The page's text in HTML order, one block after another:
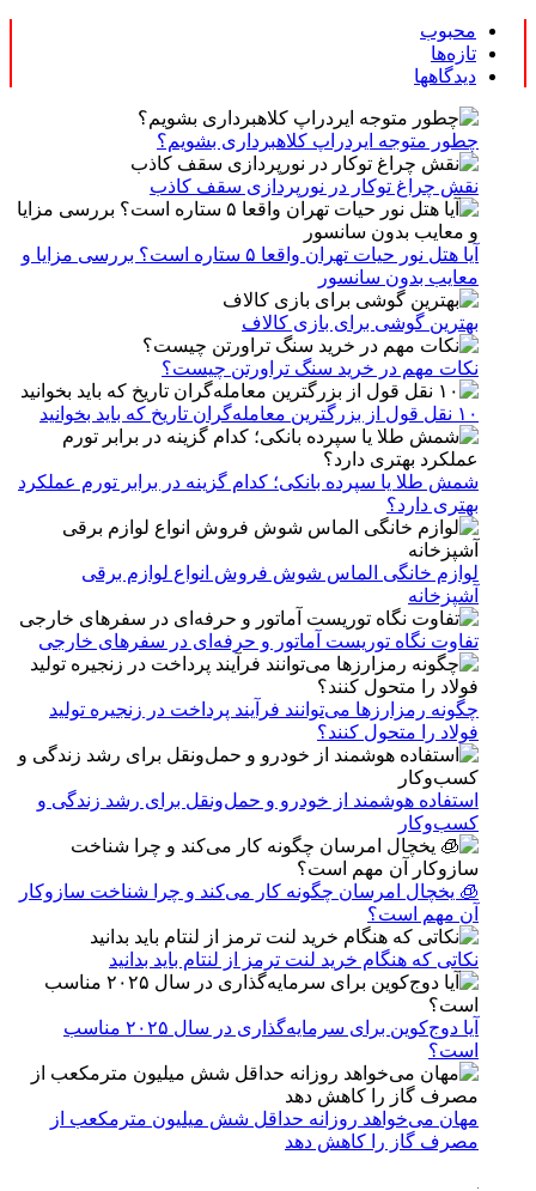
محبوب
تازه‌ها
دیدگاهها
چطور متوجه ایردراپ کلاهبرداری بشویم؟
نقش چراغ توکار در نورپردازی سقف کاذب
آیا هتل نور حیات تهران واقعا ۵ ستاره است؟ بررسی مزایا و
معایب بدون سانسور
بهترین گوشی برای بازی کالاف
نکات مهم در خرید سنگ تراورتن چیست؟
۱۰ نقل قول از بزرگترین معامله‌گران تاریخ که باید بخوانید
شمش طلا یا سپرده بانکی؛ کدام گزینه در برابر تورم عملکرد
بهتری دارد؟
لوازم خانگی الماس شوش فروش انواع لوازم برقی
آشپزخانه
تفاوت نگاه توریست آماتور و حرفه‌ای در سفرهای خارجی
چگونه رمزارزها می‌توانند فرآیند پرداخت در زنجیره تولید
فولاد را متحول کنند؟
استفاده هوشمند از خودرو و حمل‌ونقل برای رشد زندگی و
کسب‌وکار
🧊 یخچال امرسان چگونه کار می‌کند و چرا شناخت سازوکار
آن مهم است؟
نکاتی که هنگام خرید لنت ترمز از لنتام باید بدانید
آیا دوج‌کوین برای سرمایه‌گذاری در سال ۲۰۲۵ مناسب
است؟
مهان می‌خواهد روزانه حداقل شش میلیون مترمکعب از
مصرف گاز را کاهش دهد